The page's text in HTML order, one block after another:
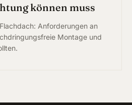
können muss
Anforderungen an
Montage und